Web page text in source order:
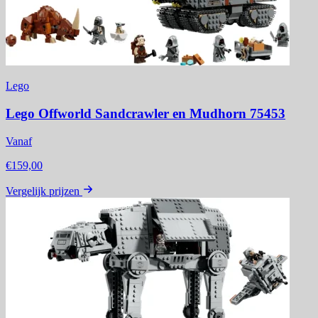
Lego
Lego Offworld Sandcrawler en Mudhorn 75453
Vanaf
€159,00
Vergelijk prijzen